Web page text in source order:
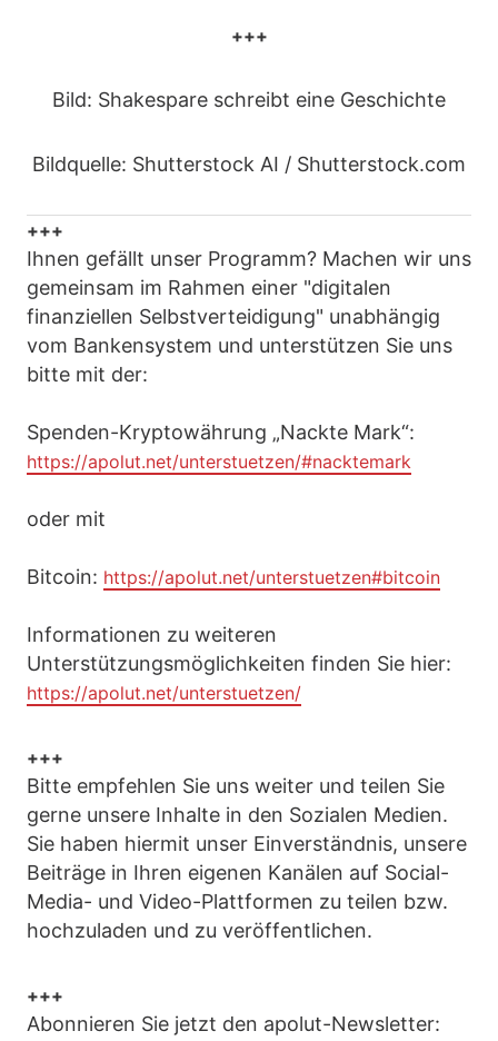
+++
Bild: Shakespare schreibt eine Geschichte
Bildquelle: Shutterstock AI / Shutterstock.com
+++
Ihnen gefällt unser Programm? Machen wir uns
gemeinsam im Rahmen einer "digitalen
finanziellen Selbstverteidigung" unabhängig
vom Bankensystem und unterstützen Sie uns
bitte mit der:
Spenden-Kryptowährung „Nackte Mark“:
https://apolut.net/unterstuetzen/#nacktemark
oder mit
Bitcoin: https://apolut.net/unterstuetzen#bitcoin
Informationen zu weiteren
Unterstützungsmöglichkeiten finden Sie hier:
https://apolut.net/unterstuetzen/
+++
Bitte empfehlen Sie uns weiter und teilen Sie
gerne unsere Inhalte in den Sozialen Medien.
Sie haben hiermit unser Einverständnis, unsere
Beiträge in Ihren eigenen Kanälen auf Social-
Media- und Video-Plattformen zu teilen bzw.
hochzuladen und zu veröffentlichen.
+++
Abonnieren Sie jetzt den apolut-Newsletter: